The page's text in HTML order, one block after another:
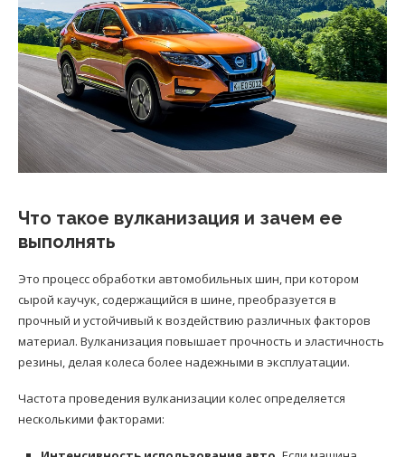
Что такое вулканизация и зачем ее
выполнять
Это процесс обработки автомобильных шин, при котором
сырой каучук, содержащийся в шине, преобразуется в
прочный и устойчивый к воздействию различных факторов
материал. Вулканизация повышает прочность и эластичность
резины, делая колеса более надежными в эксплуатации.
Частота проведения вулканизации колес определяется
несколькими факторами: